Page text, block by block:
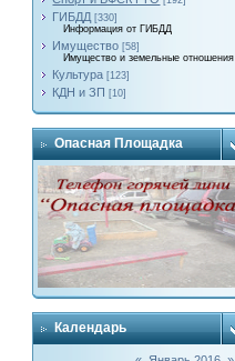
ГИБДД [330]
Информация от ГИБДД
Имущество [58]
Имущество и земельные отношения
Культура [123]
КДН и ЗП [10]
Опасная Площадка
Календарь